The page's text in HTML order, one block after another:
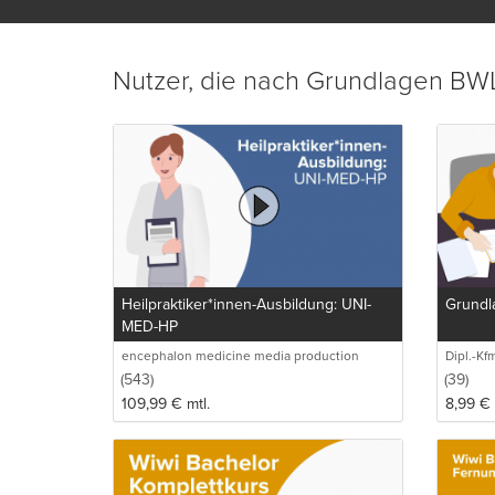
Über
Die
und
Nutzer, die nach Grundlagen
Heilpraktiker*innen-Ausbildung: UNI-
MED-HP
encephalon medicine media production
GmbH
(543)
109,99 € mtl.
Dipl.-
(39)
8,99 €